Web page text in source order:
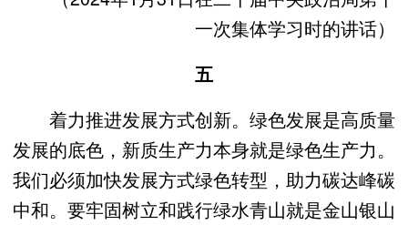
一次集体学习时的讲话）
五
着力推进发展方式创新。绿色发展是高质量
发展的底色，新质生产力本身就是绿色生产力。
我们必须加快发展方式绿色转型，助力碳达峰碳
中和。要牢固树立和践行绿水青山就是金山银山